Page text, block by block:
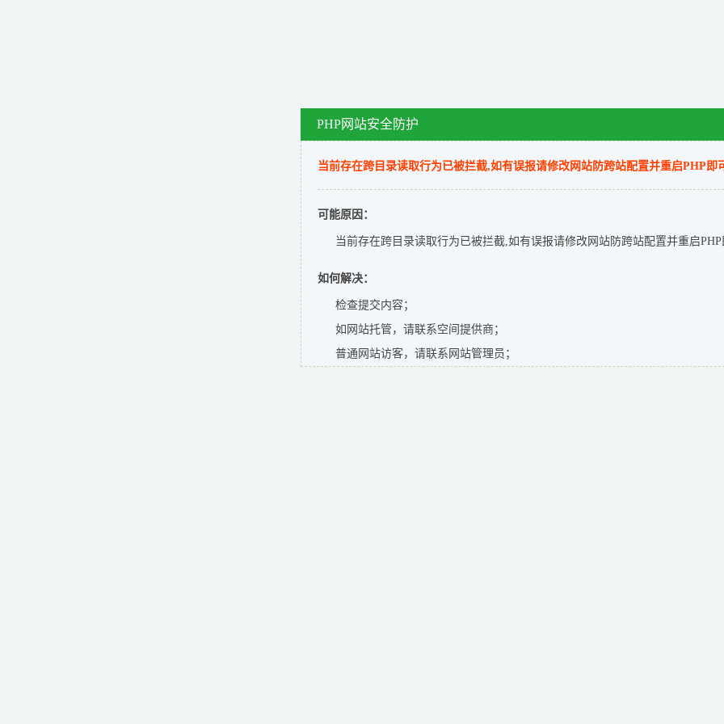
PHP网站安全防护
当前存在跨目录读取行为已被拦截,如有误报请修改网站防跨站配置并重启PHP即
可能原因：
当前存在跨目录读取行为已被拦截,如有误报请修改网站防跨站配置并重启PHP
如何解决：
检查提交内容；
如网站托管，请联系空间提供商；
普通网站访客，请联系网站管理员；